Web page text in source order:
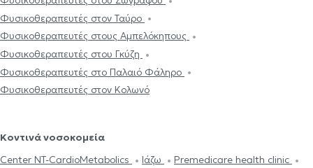
Φυσικοθεραπευτές στον Ταύρο
Φυσικοθεραπευτές στους Αμπελόκηπους
Φυσικοθεραπευτές στου Γκύζη
Φυσικοθεραπευτές στο Παλαιό Φάληρο
Φυσικοθεραπευτές στον Κολωνό
Κοντινά νοσοκομεία
Center NT-CardioMetabolics
Ιάζω
Premedicare health clinic